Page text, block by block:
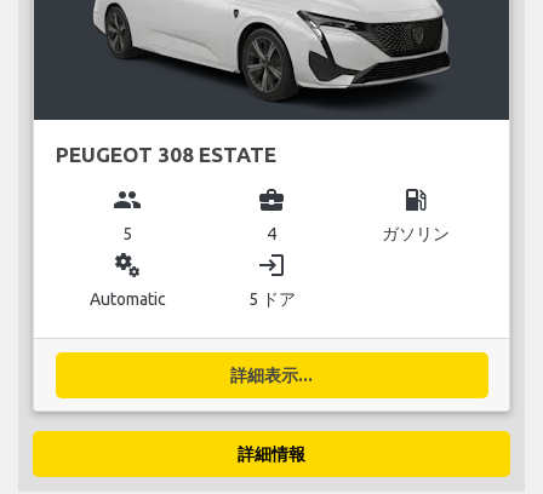
PEUGEOT 308 ESTATE
group
5
business_center
4
local_gas_station
ガソリン
miscellaneous_services
Automatic
login
5 ドア
詳細表示...
詳細情報